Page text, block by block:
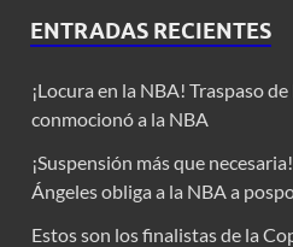
ENTRADAS RECIENTES
¡Locura en la NBA! Traspaso
conmocionó a la NBA
¡Suspensión más que
Ángeles obliga a la NBA a
Estos son los finalistas de la